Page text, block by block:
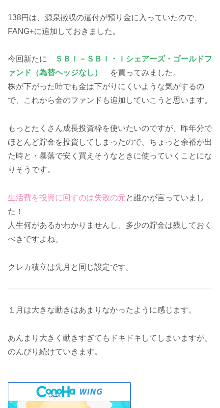
138円は、源泉徴収の還付が預り金に入っていたので、
FANG+に追加しておきました。
今回新たに
ＳＢＩ－ＳＢＩ・ｉシェアーズ・ゴールドフ
ァンド（為替ヘッジなし）
を買ってみました。
株が下がった時でも金は下がりにくいような気がするの
で、これから金のファンドも追加していこうと思います。
もっとたくさん成長投資枠を使いたいのですが、昨年分で
ほとんど貯金を投資してしまったので、ちょっと余裕が出
た時と・暴落で安く買えそうなときに使っていくことにな
りそうです。
生活費を投資に回すのは失敗の元と誰かが言っていまし
た！
人生何があるかわかりませんし、多少の貯金は残しておく
べきですよね。
クレカ積立は先月と同じ設定です。
１月は大きな動きはあまりなかったように感じます。
あんまり大きく動きすぎてもドキドキしてしまいますが、
のんびり続けていきます。